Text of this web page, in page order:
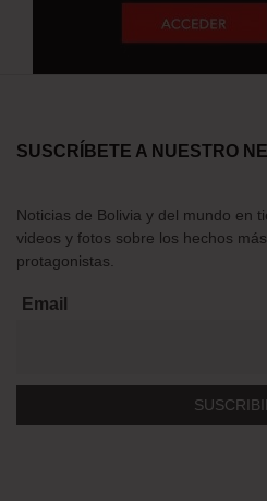
SUSCRÍBETE A NUESTRO
Noticias de Bolivia y del mundo en
videos y fotos sobre los hechos
protagonistas.
Email